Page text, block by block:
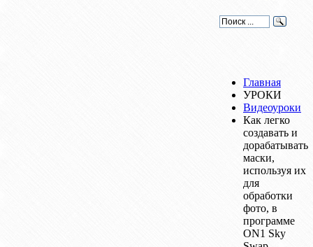
Главная
УРОКИ
Видеоуроки
Как легко
создавать и
дорабатывать
маски,
используя их
для
обработки
фото, в
программе
ON1 Sky